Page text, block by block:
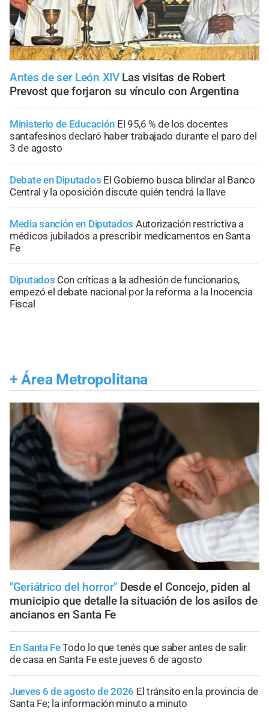
Antes de ser León XIV Las visitas de Robert
Prevost que forjaron su vínculo con Argentina
Ministerio de Educación El 95,6 % de los docentes
santafesinos declaró haber trabajado durante el paro del
3 de agosto
Debate en Diputados El Gobierno busca blindar al Banco
Central y la oposición discute quién tendrá la llave
Media sanción en Diputados Autorización restrictiva a
médicos jubilados a prescribir medicamentos en Santa
Fe
Diputados Con críticas a la adhesión de funcionarios,
empezó el debate nacional por la reforma a la Inocencia
Fiscal
+ Área Metropolitana
"Geriátrico del horror" Desde el Concejo, piden al
municipio que detalle la situación de los asilos de
ancianos en Santa Fe
En Santa FeTodo lo que tenés que saber antes de salir
de casa en Santa Fe este jueves 6 de agosto
Jueves 6 de agosto de 2026 El tránsito en la provincia de
Santa Fe; la información minuto a minuto